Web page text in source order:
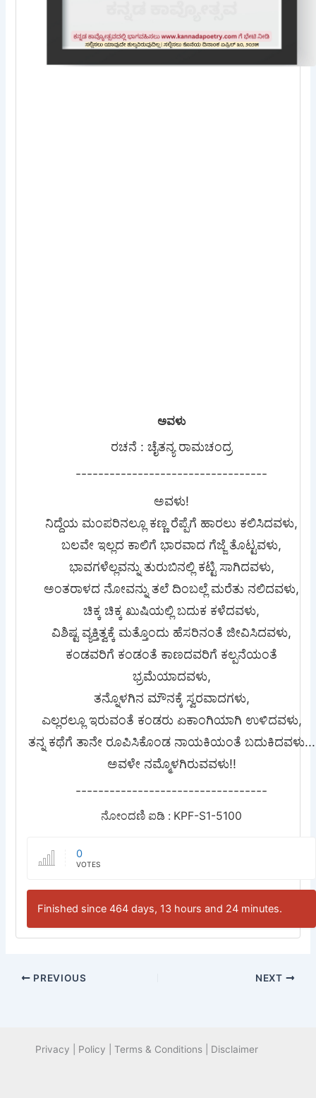
ಅವಳು
ರಚನೆ : ಚೈತನ್ಯ ರಾಮಚಂದ್ರ
----------------------------------
ಅವಳು!
ನಿದ್ದೆಯ ಮಂಪರಿನಲ್ಲೂ ಕಣ್ಣ ರೆಪ್ಪೆಗೆ ಹಾರಲು ಕಲಿಸಿದವಳು,
ಬಲವೇ ಇಲ್ಲದ ಕಾಲಿಗೆ ಭಾರವಾದ ಗೆಜ್ಜೆ ತೊಟ್ಟವಳು,
ಭಾವಗಳೆಲ್ಲವನ್ನು ತುರುಬಿನಲ್ಲಿ ಕಟ್ಟಿ ಸಾಗಿದವಳು,
ಅಂತರಾಳದ ನೋವನ್ನು ತಲೆ ದಿಂಬಲ್ಲೆ ಮರೆತು ನಲಿದವಳು,
ಚಿಕ್ಕ ಚಿಕ್ಕ ಖುಷಿಯಲ್ಲಿ ಬದುಕ ಕಳೆದವಳು,
ವಿಶಿಷ್ಟ ವ್ಯಕ್ತಿತ್ವಕ್ಕೆ ಮತ್ತೊಂದು ಹೆಸರಿನಂತೆ ಜೀವಿಸಿದವಳು,
ಕಂಡವರಿಗೆ ಕಂಡಂತೆ ಕಾಣದವರಿಗೆ ಕಲ್ಪನೆಯಂತೆ
ಭ್ರಮೆಯಾದವಳು,
ತನ್ನೊಳಗಿನ ಮೌನಕ್ಕೆ ಸ್ವರವಾದಗಳು,
ಎಲ್ಲರಲ್ಲೂ ಇರುವಂತೆ ಕಂಡರು ಏಕಾಂಗಿಯಾಗಿ ಉಳಿದವಳು,
ತನ್ನ ಕಥೆಗೆ ತಾನೇ ರೂಪಿಸಿಕೊಂಡ ನಾಯಕಿಯಂತೆ ಬದುಕಿದವಳು...
ಅವಳೇ ನಮ್ಮೊಳಗಿರುವವಳು!!
----------------------------------
ನೋಂದಣಿ ಐಡಿ : KPF-S1-5100
0
VOTES
Finished since 464 days, 13 hours and 24 minutes.
PREVIOUS NEXT
Privacy | Policy | Terms & Conditions | Disclaimer